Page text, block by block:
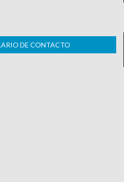
DE CONTACTO